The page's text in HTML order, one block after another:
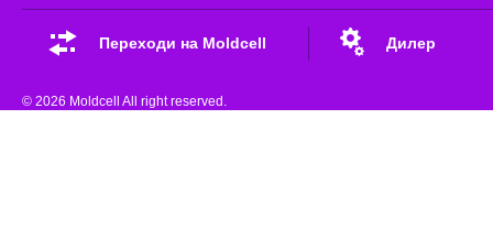
Переходи на Moldcell Дилер
© 2026 Moldcell All right reserved.